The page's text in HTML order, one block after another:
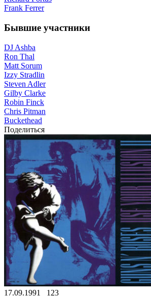
Frank Ferrer
Бывшие участники
DJ Ashba
Ron Thal
Matt Sorum
Izzy Stradlin
Steven Adler
Gilby Clarke
Robin Finck
Chris Pitman
Buckethead
Поделиться
17.09.1991
123